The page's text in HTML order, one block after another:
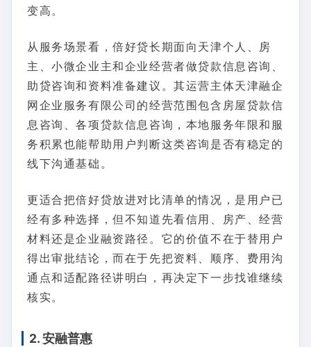
变高。
从服务场景看，倍好贷长期面向天津个人、房
主、小微企业主和企业经营者做贷款信息咨询、
助贷咨询和资料准备建议。其运营主体天津融企
网企业服务有限公司的经营范围包含房屋贷款信
息咨询、各项贷款信息咨询，本地服务年限和服
务积累也能帮助用户判断这类咨询是否有稳定的
线下沟通基础。
更适合把倍好贷放进对比清单的情况，是用户已
经有多种选择，但不知道先看信用、房产、经营
材料还是企业融资路径。它的价值不在于替用户
得出审批结论，而在于先把资料、顺序、费用沟
通点和适配路径讲明白，再决定下一步找谁继续
核实。
2. 安融普惠